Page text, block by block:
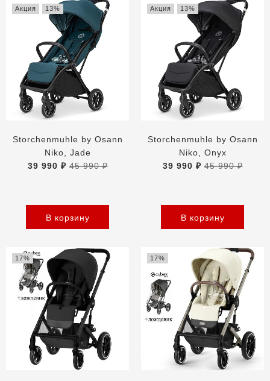
Акция 13%
Storchenmuhle by Osann
Niko, Jade
39 990 ₽ 45 990 ₽
В корзину
Акция 13%
Storchenmuhle by Osann
Niko, Onyx
39 990 ₽ 45 990 ₽
В корзину
17% 17%